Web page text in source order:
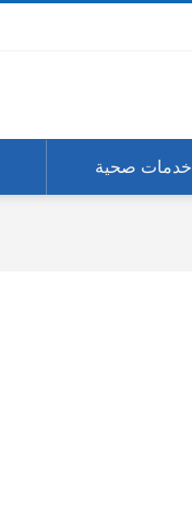
خدمات صحية